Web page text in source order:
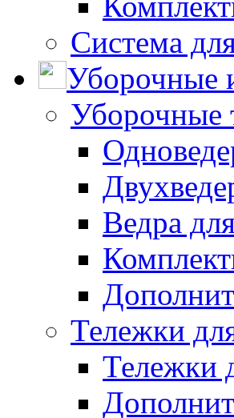
Система
Уборочные
Уборочные
Ведра
Тележки
Тележки